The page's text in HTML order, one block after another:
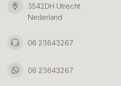
3542DH Utrecht
Nederland
06 23643267
06 23643267